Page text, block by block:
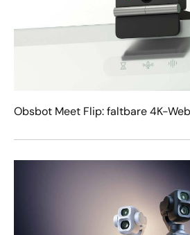
Obsbot Meet Flip: faltbare 4K-